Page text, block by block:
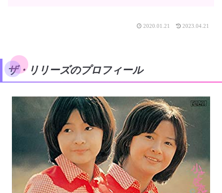
2020.01.21 2023.04.21
ザ・リリーズのプロフィール